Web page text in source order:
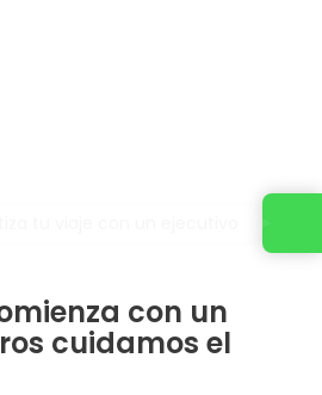
con un
cuidamos el